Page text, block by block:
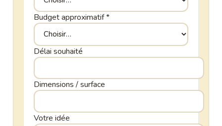
Budget approximatif*
Délai souhaité
Dimensions / surface
Votre idée